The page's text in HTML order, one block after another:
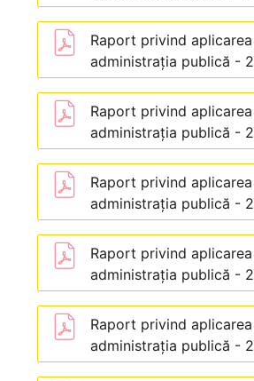
Raport privind
administraţia publică -
Raport privind
administraţia publică -
Raport privind
administraţia publică -
Raport privind
administraţia publică -
Raport privind
administraţia publică -